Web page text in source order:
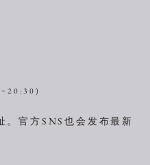
。官方SNS也会发布最新